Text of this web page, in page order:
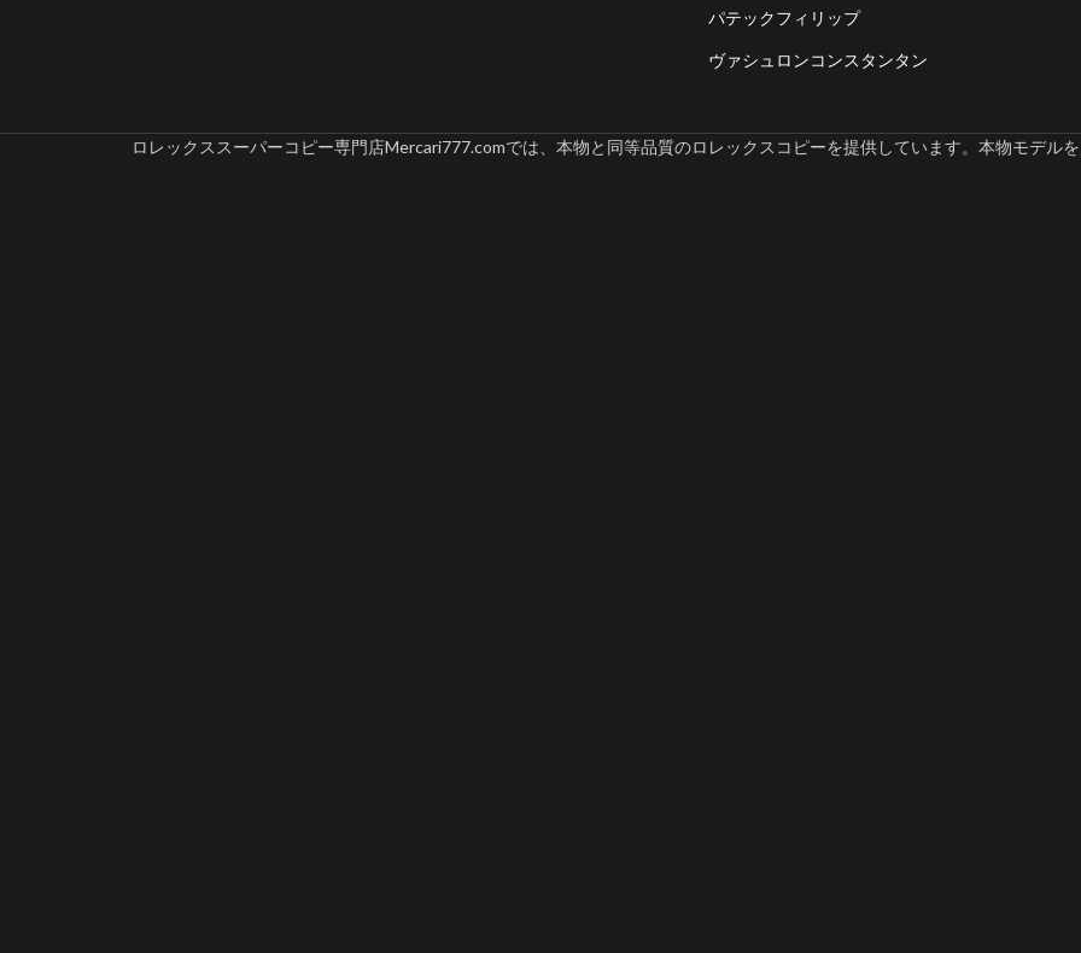
パテックフィリップ
ヴァシュロンコンスタンタン
ロレックススーパーコピー専門店Mercari777.comでは、本物と同等品質のロレックスコピーを提供しています。本物モデル